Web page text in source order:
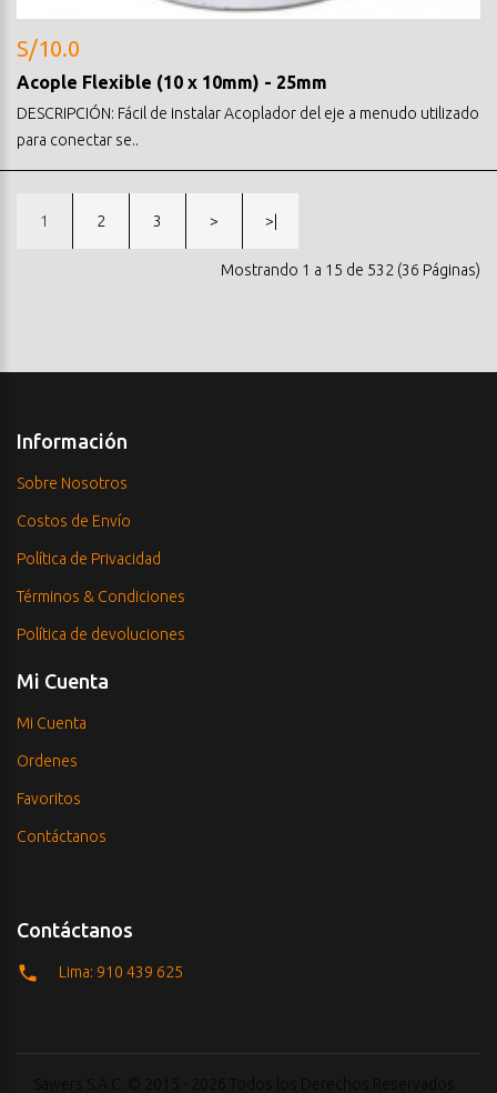
S/10.0
Acople Flexible (10 x 10mm) - 25mm
DESCRIPCIÓN: Fácil de instalar Acoplador del eje a menudo utilizado
para conectar se..
1 2 3 > >|
Mostrando 1 a 15 de 532 (36 Páginas)
Información
Sobre Nosotros
Costos de Envío
Política de Privacidad
Términos & Condiciones
Política de devoluciones
Mi Cuenta
Mi Cuenta
Ordenes
Favoritos
Contáctanos
Contáctanos
Lima: 910 439 625